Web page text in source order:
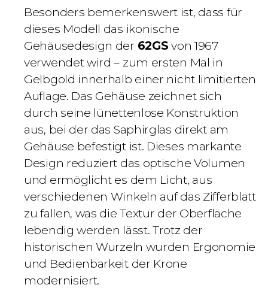
Besonders bemerkenswert ist, dass für
dieses Modell das ikonische
Gehäusedesign der 62GS von 1967
verwendet wird – zum ersten Mal in
Gelbgold innerhalb einer nicht limitierten
Auflage. Das Gehäuse zeichnet sich
durch seine lünettenlose Konstruktion
aus, bei der das Saphirglas direkt am
Gehäuse befestigt ist. Dieses markante
Design reduziert das optische Volumen
und ermöglicht es dem Licht, aus
verschiedenen Winkeln auf das Zifferblatt
zu fallen, was die Textur der Oberfläche
lebendig werden lässt. Trotz der
historischen Wurzeln wurden Ergonomie
und Bedienbarkeit der Krone
modernisiert.